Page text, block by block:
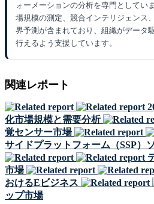
ォーメーションの分析を専門としてい
場規模の測定、競合インテリジェンス
界予測が含まれており、組織がデータ
行えるよう支援しています。
関連レポート
化市場規模と需要分析
覚センサー市場
サイドプラットフォーム（SSP）
市場
おけるEビジネス
ップ市場